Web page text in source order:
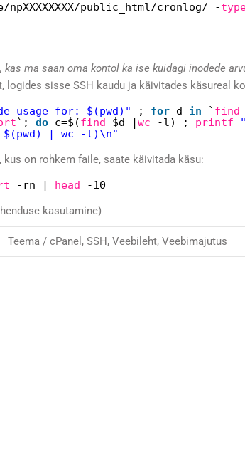
npXXXXXXXX/public_html/cronlog/ -
kas ma saan oma kontol ka ise kuidagi inodede
logides sisse SSH kaudu ja käivitades käsureal
usage for: $(pwd)" ; for d in ` find
`; do c=$(find $d |wc -l) ; printf
| wc -l)\n"
on rohkem faile, saate käivitada käsu:
-rn | head
-10
kasutamine)
Teema / cPanel , SSH, Veebileht, Veebimajutus